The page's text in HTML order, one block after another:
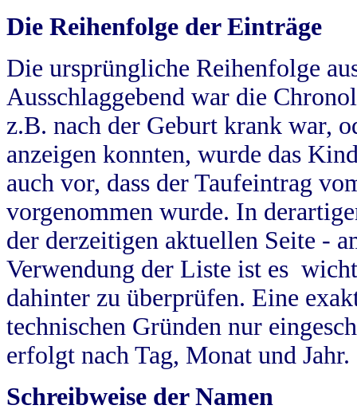
Die Reihenfolge der Einträge
Die ursprüngliche Reihenfolge
Ausschlaggebend war die
z.B. nach der Geburt krank war,
anzeigen konnten, wurde das
auch vor, dass der Taufeintrag
vorgenommen wurde. In
der derzeitigen aktuellen Seite -
Verwendung der Liste ist es
dahinter zu überprüfen. Eine
technischen Gründen nur
erfolgt nach Tag, Monat und Jahr.
Schreibweise der Namen